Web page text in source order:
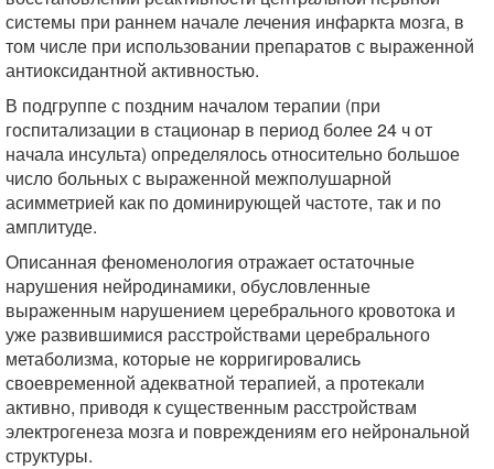
системы при раннем начале лечения инфаркта мозга, в
том числе при использовании препаратов с выраженной
антиоксидантной активностью.
В подгруппе с поздним началом терапии (при
госпитализации в стационар в период более 24 ч от
начала инсульта) определялось относительно большое
число больных с выраженной межполушарной
асимметрией как по доминирующей частоте, так и по
амплитуде.
Описанная феноменология отражает остаточные
нарушения нейродинамики, обусловленные
выраженным нарушением церебрального кровотока и
уже развившимися расстройствами церебрального
метаболизма, которые не корригировались
своевременной адекватной терапией, а протекали
активно, приводя к существенным расстройствам
электрогенеза мозга и повреждениям его нейрональной
структуры.